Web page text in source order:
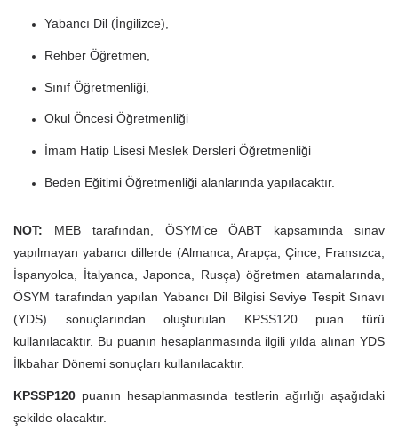
Yabancı Dil (İngilizce),
Rehber Öğretmen,
Sınıf Öğretmenliği,
Okul Öncesi Öğretmenliği
İmam Hatip Lisesi Meslek Dersleri Öğretmenliği
Beden Eğitimi Öğretmenliği alanlarında yapılacaktır.
NOT: MEB tarafından, ÖSYM’ce ÖABT kapsamında sınav
yapılmayan yabancı dillerde (Almanca, Arapça, Çince, Fransızca,
İspanyolca, İtalyanca, Japonca, Rusça) öğretmen atamalarında,
ÖSYM tarafından yapılan Yabancı Dil Bilgisi Seviye Tespit Sınavı
(YDS) sonuçlarından oluşturulan KPSS120 puan türü
kullanılacaktır. Bu puanın hesaplanmasında ilgili yılda alınan YDS
İlkbahar Dönemi sonuçları kullanılacaktır.
KPSSP120 puanın hesaplanmasında testlerin ağırlığı aşağıdaki
şekilde olacaktır.